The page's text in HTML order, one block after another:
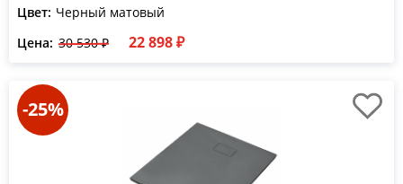
Цвет: Черный матовый
Цена: 30 530 ₽ 22 898 ₽
-25%